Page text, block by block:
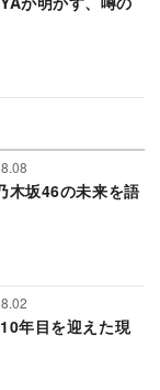
木坂46の未来を語
年目を迎えた現